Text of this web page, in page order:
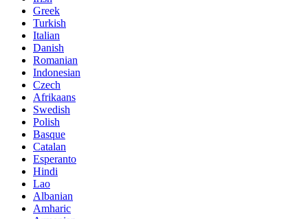
Greek
Turkish
Italian
Danish
Romanian
Indonesian
Czech
Afrikaans
Swedish
Polish
Basque
Catalan
Esperanto
Hindi
Lao
Albanian
Amharic